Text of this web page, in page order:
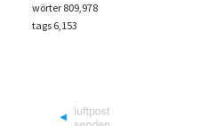
wörter 809,978
tags 6,153